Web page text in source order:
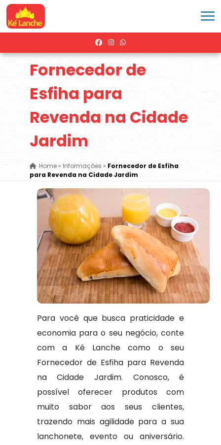
Fornecedor de
Esfiha para
Revenda na Cidade
Jardim
Home» Informações » Fornecedor de Esfiha
para Revenda na Cidade Jardim
Para você que busca praticidade e
economia para o seu negócio, conte
com a Ké Lanche como o seu
Fornecedor de Esfiha para Revenda
na Cidade Jardim. Conosco, é
possível oferecer produtos com
muito sabor aos seus clientes,
trazendo mais agilidade para a sua
lanchonete, evento ou aniversário.